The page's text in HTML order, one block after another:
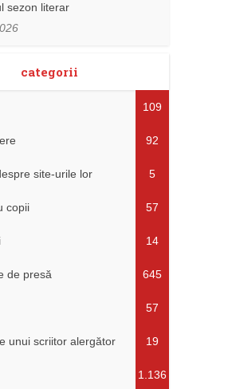
sezon literar
categorii
109
92
site-urile lor 5
copii 57
14
de presă 645
57
unui scriitor alergător 19
1.136